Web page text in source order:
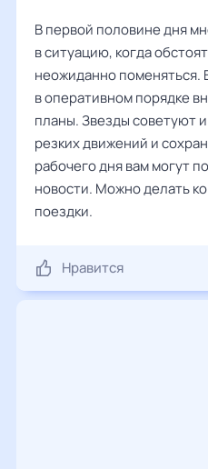
В первой половине дня
в ситуацию, когда
неожиданно поменяться.
в оперативном порядке
планы. Звезды советуют
резких движений и
рабочего дня вам могут
новости. Можно делать
поездки.
Нравится